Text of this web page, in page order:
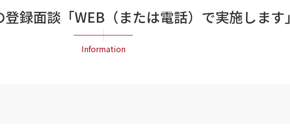
録面談「WEB（または電話）で実施します」